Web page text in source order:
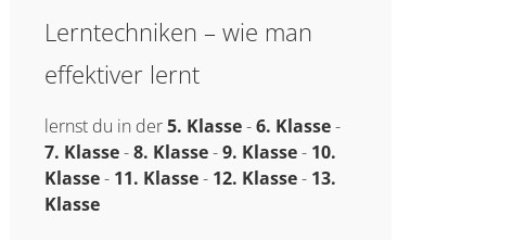
Lerntechniken – wie man
effektiver lernt
lernst du in der5. Klasse-6. Klasse-
7. Klasse-8. Klasse-9. Klasse- 10.
Klasse- 11. Klasse- 12. Klasse- 13.
Klasse